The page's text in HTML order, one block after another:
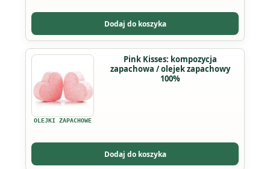
Dodaj do koszyka
można
wybrać
na
stronie
produktu
OLEJKI ZAPACHOWE
Pink Kisses: kompozycja
zapachowa / olejek zapachowy
100%
Dodaj do koszyka
Ten
produkt
ma
wiele
wariantów.
można
wybrać